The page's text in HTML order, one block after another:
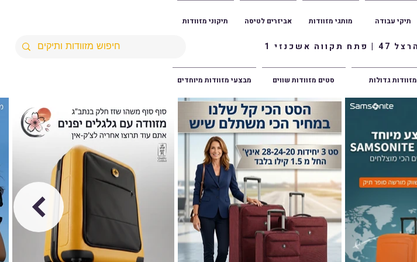
תיקוני מזוודות אביזרים לטיסה מותגי מזוודות תיקי עבודה
מבצעי מזוודות מיוחדים סטים מזוודות שווים מזוודות גדולות